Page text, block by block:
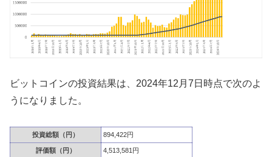
ビットコインの投資結果は、2024年12月7日時点で次のよ
うになりました。
投資総額（円） 894,422円
評価額（円） 4,513,581円